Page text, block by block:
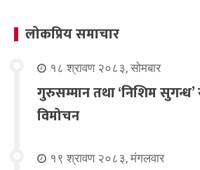
लोकप्रिय समाचार
१८ श्रावण २०८३, सोमबार
गुरुसम्मान तथा ‘निशिम सुगन्ध’
विमोचन
१९ श्रावण २०८३, मंगलवार